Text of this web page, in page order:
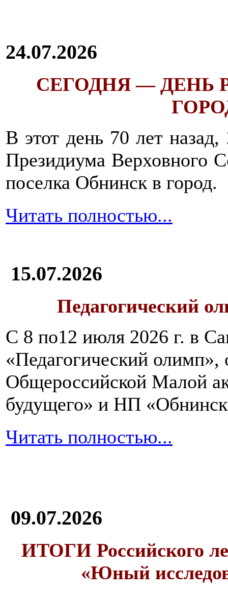
24.07.2026
СЕГОДНЯ — ДЕНЬ
В этот день 70 лет
Президиума Верховного
поселка Обнинск в город.
Читать полностью...
15.07.2026
Педагогический
С 8 по12 июля 2026 г. в
«Педагогический олимп»,
Общероссийской Малой
будущего» и НП
Читать полностью...
09.07.2026
ИТОГИ Российского
«Юный